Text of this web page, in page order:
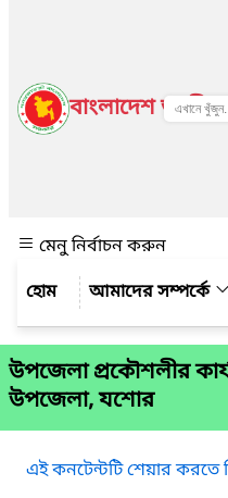
বাংলাদেশ জাতীয়
মেনু নির্বাচন করুন
আমাদের সম্পর্কে
উপজেলা প্রকৌশলীর
উপজেলা, যশোর
এই কনটেন্টটি শেয়ার